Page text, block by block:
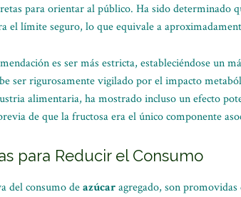
para orientar al público. Ha sido determinado
el límite seguro, lo que equivale a
es ser más estricta, estableciéndose un
ser rigurosamente vigilado por el impacto
alimentaria, ha mostrado incluso un efecto
de que la fructosa era el único componente
para Reducir el Consumo
del consumo deazúcaragregado, son